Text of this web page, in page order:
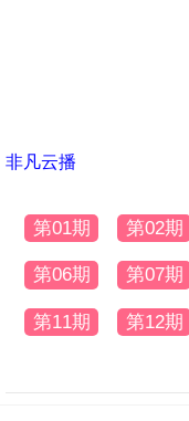
非凡云播
第01期 第02期
第06期 第07期
第11期 第12期